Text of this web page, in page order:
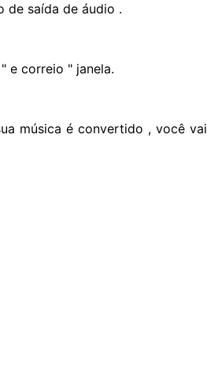
de saída de áudio .
e correio " janela.
música é convertido , você